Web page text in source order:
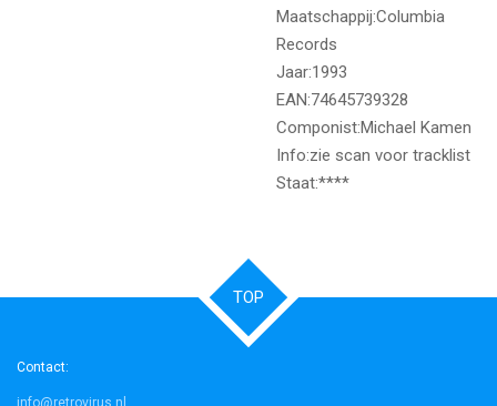
Maatschappij:Columbia
Records
Jaar:1993
EAN:74645739328
Componist:Michael Kamen
Info:zie scan voor tracklist
Staat:****
TOP
Contact:
info@retrovirus.nl